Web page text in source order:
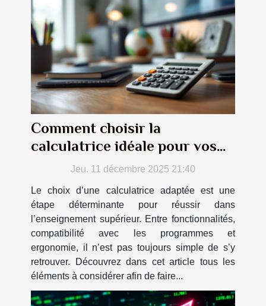
Comment choisir la
calculatrice idéale pour vos
études supérieures ?
Jeu. 11 décembre 2025 21:40
Le choix d’une calculatrice adaptée est une
étape déterminante pour réussir dans
l’enseignement supérieur. Entre fonctionnalités,
compatibilité avec les programmes et
ergonomie, il n’est pas toujours simple de s’y
retrouver. Découvrez dans cet article tous les
éléments à considérer afin de faire...